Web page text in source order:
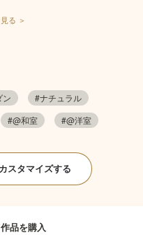
る ＞
ン
#ナチュラル
#@和室 #@洋室
スタマイズする
品を購入